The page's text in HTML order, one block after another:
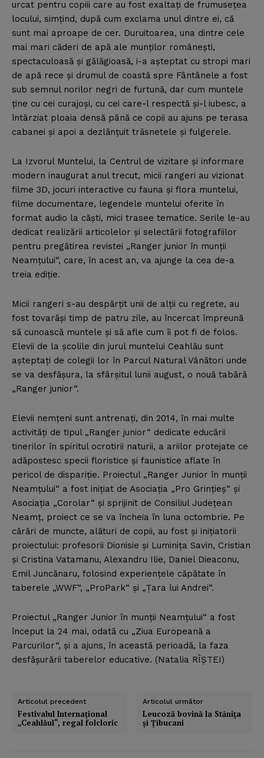
urcat pentru copiii care au fost exaltaţi de frumuseţea
locului, simţind, după cum exclama unul dintre ei, că
sunt mai aproape de cer. Duruitoarea, una dintre cele
mai mari căderi de apă ale munţilor româneşti,
spectaculoasă şi gălăgioasă, i-a aşteptat cu stropi mari
de apă rece şi drumul de coastă spre Fântânele a fost
sub semnul norilor negri de furtună, dar cum muntele
ţine cu cei curajoşi, cu cei care-l respectă şi-l iubesc, a
întârziat ploaia densă până ce copii au ajuns pe terasa
cabanei şi apoi a dezlănţuit trăsnetele şi fulgerele.
La Izvorul Muntelui, la Centrul de vizitare şi informare
modern inaugurat anul trecut, micii rangeri au vizionat
filme 3D, jocuri interactive cu fauna şi flora muntelui,
filme documentare, legendele muntelui oferite în
format audio la căşti, mici trasee tematice. Serile le-au
dedicat realizării articolelor şi selectării fotografiilor
pentru pregătirea revistei „Ranger junior în munţii
Neamţului“, care, în acest an, va ajunge la cea de-a
treia ediţie.
Micii rangeri s-au despărţit unii de alţii cu regrete, au
fost tovarăşi timp de patru zile, au încercat împreună
să cunoască muntele şi să afle cum îi pot fi de folos.
Elevii de la şcolile din jurul muntelui Ceahlău sunt
aşteptaţi de colegii lor în Parcul Natural Vânători unde
se va desfăşura, la sfârşitul lunii august, o nouă tabără
„Ranger junior“.
Elevii nemţeni sunt antrenaţi, din 2014, în mai multe
activităţi de tipul „Ranger junior“ dedicate educării
tinerilor în spiritul ocrotirii naturii, a ariilor protejate ce
adăpostesc specii floristice şi faunistice aflate în
pericol de dispariţie. Proiectul „Ranger Junior în munţii
Neamţului“ a fost iniţiat de Asociaţia „Pro Grinţieş“ şi
Asociaţia „Corolar“ şi sprijinit de Consiliul Judeţean
Neamţ, proiect ce se va încheia în luna octombrie. Pe
cărări de muncte, alături de copii, au fost şi iniţiatorii
proiectului: profesorii Dionisie şi Luminiţa Savin, Cristian
şi Cristina Vatamanu, Alexandru Ilie, Daniel Dieaconu,
Emil Juncănaru, folosind experienţele căpătate în
taberele „WWF“, „ProPark“ şi „Ţara lui Andrei“.
Proiectul „Ranger Junior în munţii Neamţului“ a fost
început la 24 mai, odată cu „Ziua Europeană a
Parcurilor“, şi a ajuns, în această perioadă, la faza
desfăşurării taberelor educative. (Natalia RÎŞTEI)
Articolul precedent
Festivalul Internaţional
„Ceahlăul“, regal folcloric
Articolul următor
Leucoză bovină la Stăniţa
şi Ţibucani